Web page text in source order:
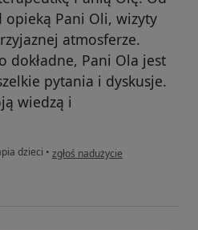
Pani Oli, wizyty
atmosferze.
dokładne, Pani Ola jest
pytania i dyskusje.
wiedzą i
dzieci • w opinii użytkownika Agnieszka
zgłoś nadużycie